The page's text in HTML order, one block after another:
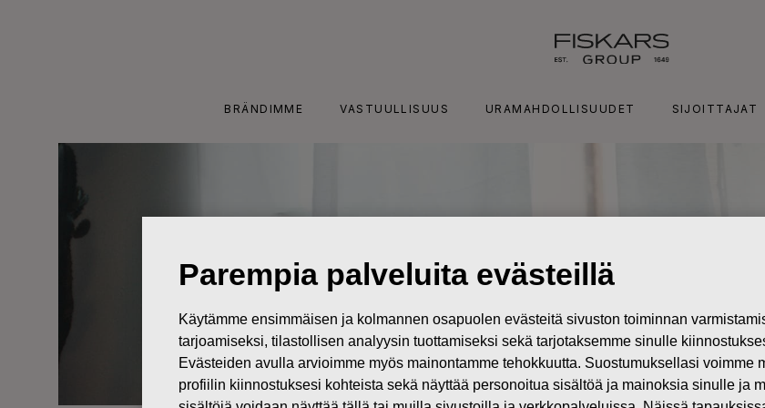
BRÄNDIMME VASTUULLISUUS URAMAHDOLLISUUDET SIJOITTAJAT
Parempia palveluita evästeillä
Käytämme ensimmäisen ja kolmannen osapuolen evästeitä sivuston toiminnan
tarjoamiseksi, tilastollisen analyysin tuottamiseksi sekä tarjotaksemme sinulle
Evästeiden avulla arvioimme myös mainontamme tehokkuutta. Suostumuksellasi voimme
profiilin kiinnostuksesi kohteista sekä näyttää personoitua sisältöä ja mainoksia sinulle ja